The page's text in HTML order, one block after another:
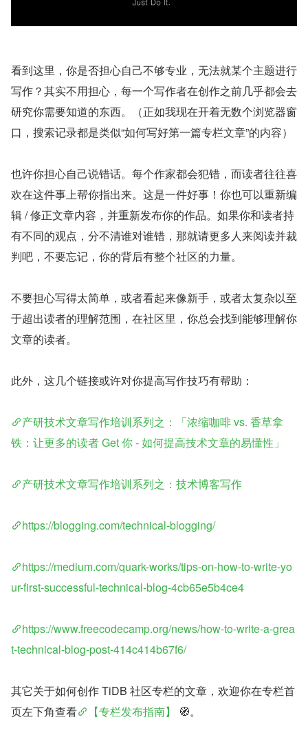
看到这里，你是否担心自己不够专业，无法就某个主题进行
写作？其实不用担心，每一个写作者在创作之前几乎都会去
研究你需要知道的东西。（正如我现在开着无数个浏览器窗
口，搜索记录都是类似“如何写好第一篇专栏文章”的内容）
也许你担心自己说错话。每个作家都会犯错，而读者往往喜
欢在这件事上帮你指出来。这是一件好事！你也可以重新编
辑 / 修正文章内容，并重新发布你的作品。如果你和读者持
有不同的观点，分不清谁对谁错，那就请更多人来阅读并裁
判吧，不要忘记，你的背后有整个社区的力量。
不要担心写得太简单，或者看起来像新手，或者太复杂以至
于超出读者的理解范围，在社区里，你总会找到能够理解你
文章的读者。
此外，这几个链接或许对你提高写作技巧有帮助：
产研技术文章写作培训系列之：「浓缩咖啡 vs. 香草拿
铁：让更多的读者 Get 你 - 如何提高技术文章的易懂性」
产研技术文章写作培训系列之：技术博客写作
https://blogging.com/technical-blogging/
https://medium.com/quark-works/tips-on-how-to-write-yo
ur-first-successful-technical-blog-4cb65e5b4ce4
https://www.freecodecamp.org/news/how-to-write-a-grea
t-technical-blog-post-414c414b67f6/
其它关于如何创作 TiDB 社区专栏的文章，欢迎你在专栏首
页左下角查看
【专栏发布指南】 🧭。